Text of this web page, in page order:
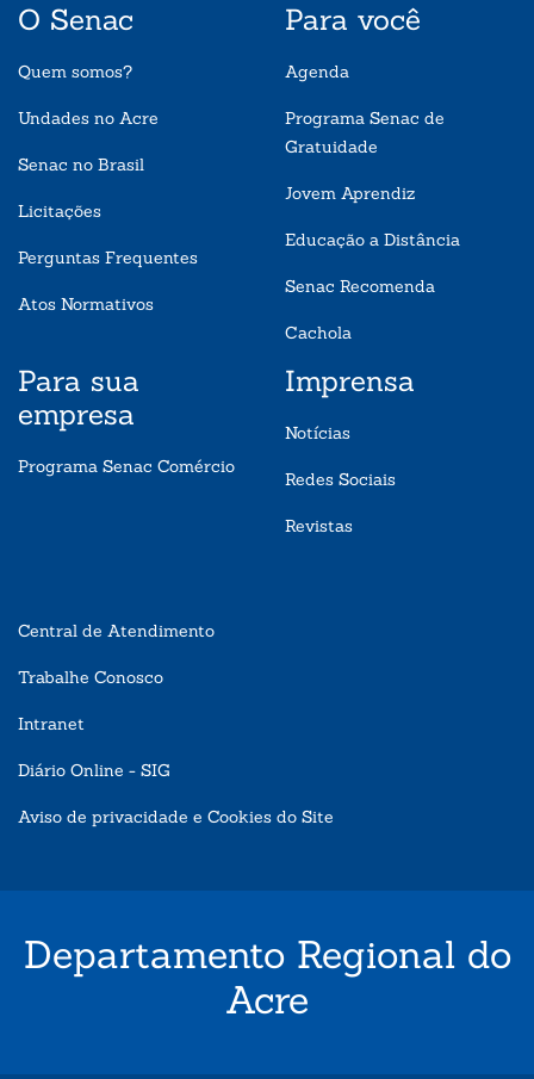
O Senac
Quem somos?
Undades no Acre
Senac no Brasil
Licitações
Perguntas Frequentes
Atos Normativos
Para você
Agenda
Programa Senac de
Gratuidade
Jovem Aprendiz
Educação a Distância
Senac Recomenda
Cachola
Para sua
empresa
Programa Senac Comércio
Imprensa
Notícias
Redes Sociais
Revistas
Central de Atendimento
Trabalhe Conosco
Intranet
Diário Online - SIG
Aviso de privacidade e Cookies do Site
Departamento Regional do
Acre